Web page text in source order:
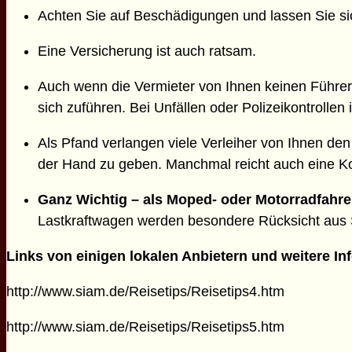
Achten Sie auf Beschädigungen und lassen Sie
Eine Versicherung ist auch ratsam.
Auch wenn die Vermieter von Ihnen keinen
sich zuführen. Bei Unfällen oder
Als Pfand verlangen viele Verleiher von Ihnen
der Hand zu geben. Manchmal reicht auch eine
Ganz Wichtig – als Moped- oder
Lastkraftwagen werden besondere Rücksicht aus
Links von einigen lokalen Anbietern und weitere
http://www.siam.de/Reisetips/Reisetips4.htm
http://www.siam.de/Reisetips/Reisetips5.htm